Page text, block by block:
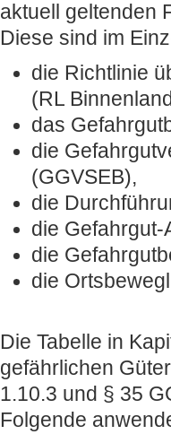
aktuell geltenden
Diese sind im
die Richtlinie
(RL
das
die
(GGVSEB),
die
die
die
die
Die Tabelle in
gefährlichen
1.10.3 und § 35
Folgende